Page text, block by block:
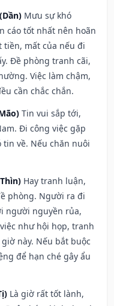
Mưu sự khó
cáo tốt nhất nên hoãn
tiền, mất của nếu đi
Đề phòng tranh cãi,
Việc làm chậm,
cần chắc chắn.
Tin vui sắp tới,
Đi công việc gặp
về. Nếu chăn nuôi
Hay tranh luận,
phòng. Người ra đi
người nguyền rủa,
như hội họp, tranh
này. Nếu bắt buộc
để hạn ché gây ẩu
Là giờ rất tốt lành,